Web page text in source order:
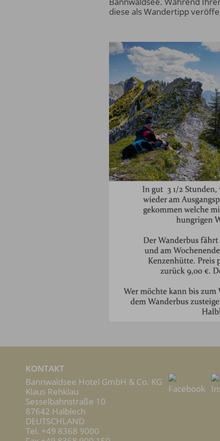
diese als Wandertipp
KONTAKT
Bannwaldsee Hotel GmbH & Co. KG
Klaus Rehklau
Sesselbahnstraße 10
87642 Halblech
DEUTSCHLAND
Tel. +49 8368 9000
Facebook